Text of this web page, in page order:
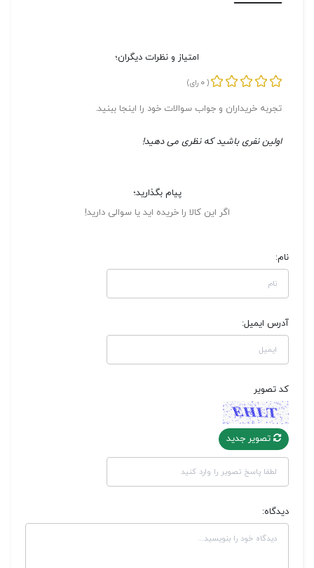
امتیاز و نظرات دیگران؛
(
0 رای)
تجربه خریداران و جواب سوالات خود را اینجا ببنید.
اولین نفری باشید که نظری می دهید!
پیام بگذارید؛
اگر این کالا را خریده اید یا سوالی دارید!
نام:
آدرس ایمیل:
کد تصویر
تصویر جدید
دیدگاه: